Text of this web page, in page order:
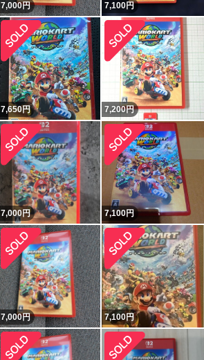
7,000円 7,100円
7,650円 7,200円
7,000円 7,100円
7,000円 7,100円